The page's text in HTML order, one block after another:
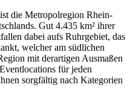
die Metropolregion Rhein-
Gut 4.435 km² ihrer
dabei aufs Ruhrgebiet, das
welcher am südlichen
mit derartigen Ausmaßen
für jeden
sorgfältig nach Kategorien